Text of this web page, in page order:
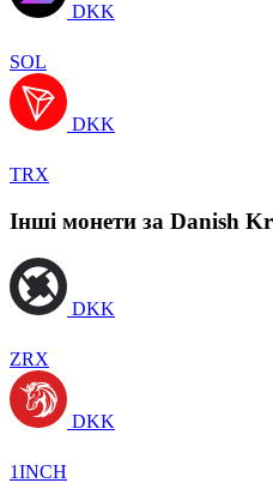
DKK
SOL
DKK
TRX
Інші монети за Danish
DKK
ZRX
DKK
1INCH